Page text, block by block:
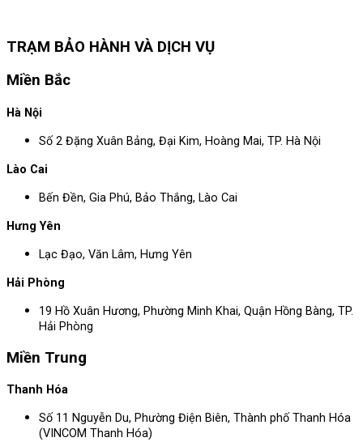
TRẠM BẢO HÀNH VÀ DỊCH VỤ
Miền Bắc
Hà Nội
Số 2 Đặng Xuân Bảng, Đại Kim, Hoàng Mai, TP. Hà Nội
Lào Cai
Bến Đền, Gia Phú, Bảo Thắng, Lào Cai
Hưng Yên
Lạc Đạo, Văn Lâm, Hưng Yên
Hải Phòng
19 Hồ Xuân Hương, Phường Minh Khai, Quận Hồng Bàng, TP.
Hải Phòng
Miền Trung
Thanh Hóa
Số 11 Nguyễn Du, Phường Điện Biên, Thành phố Thanh Hóa
(VINCOM Thanh Hóa)